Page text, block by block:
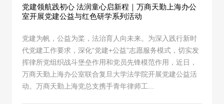
党建领航践初心 法润童心启新程｜万商天勤上海办公
室开展党建公益与红色研学系列活动
党建为帆，公益为桨，法治育人向未来。为深入践行新时
代党建工作要求，深化“党建+公益”志愿服务模式，切实发
挥律所党组织战斗堡垒作用和党员先锋模范作用，近日，
万商天勤上海办公室联合复旦大学法学院开展党建公益活
动。万商天勤上海党总支携手青年律师工...